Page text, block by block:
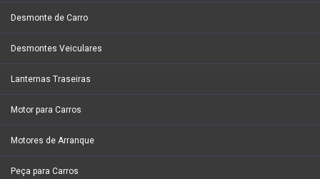
Desmonte de Carro
Desmontes Veiculares
Lanternas Traseiras
Motor para Carros
Motores de Arranque
Peça para Carros